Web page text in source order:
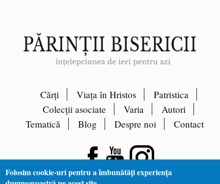
Cărți Viața în Hristos
Patristica
Colecții asociate
Varia
Autori
Tematică
Blog Despre noi Contact
Folosim cookie-uri pentru a îmbunătăți experiența